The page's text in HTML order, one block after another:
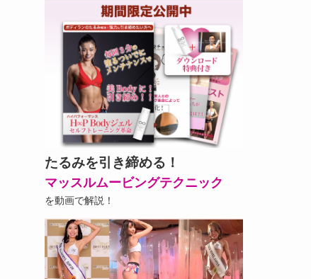
たるみを引き締める！
マッスルムービングテクニック
を動画で解説！